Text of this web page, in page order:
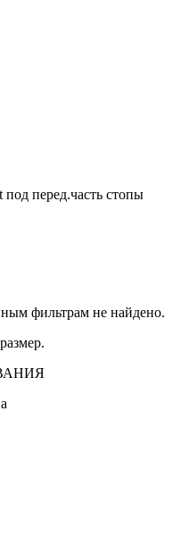
под перед.часть стопы
фильтрам не найдено.